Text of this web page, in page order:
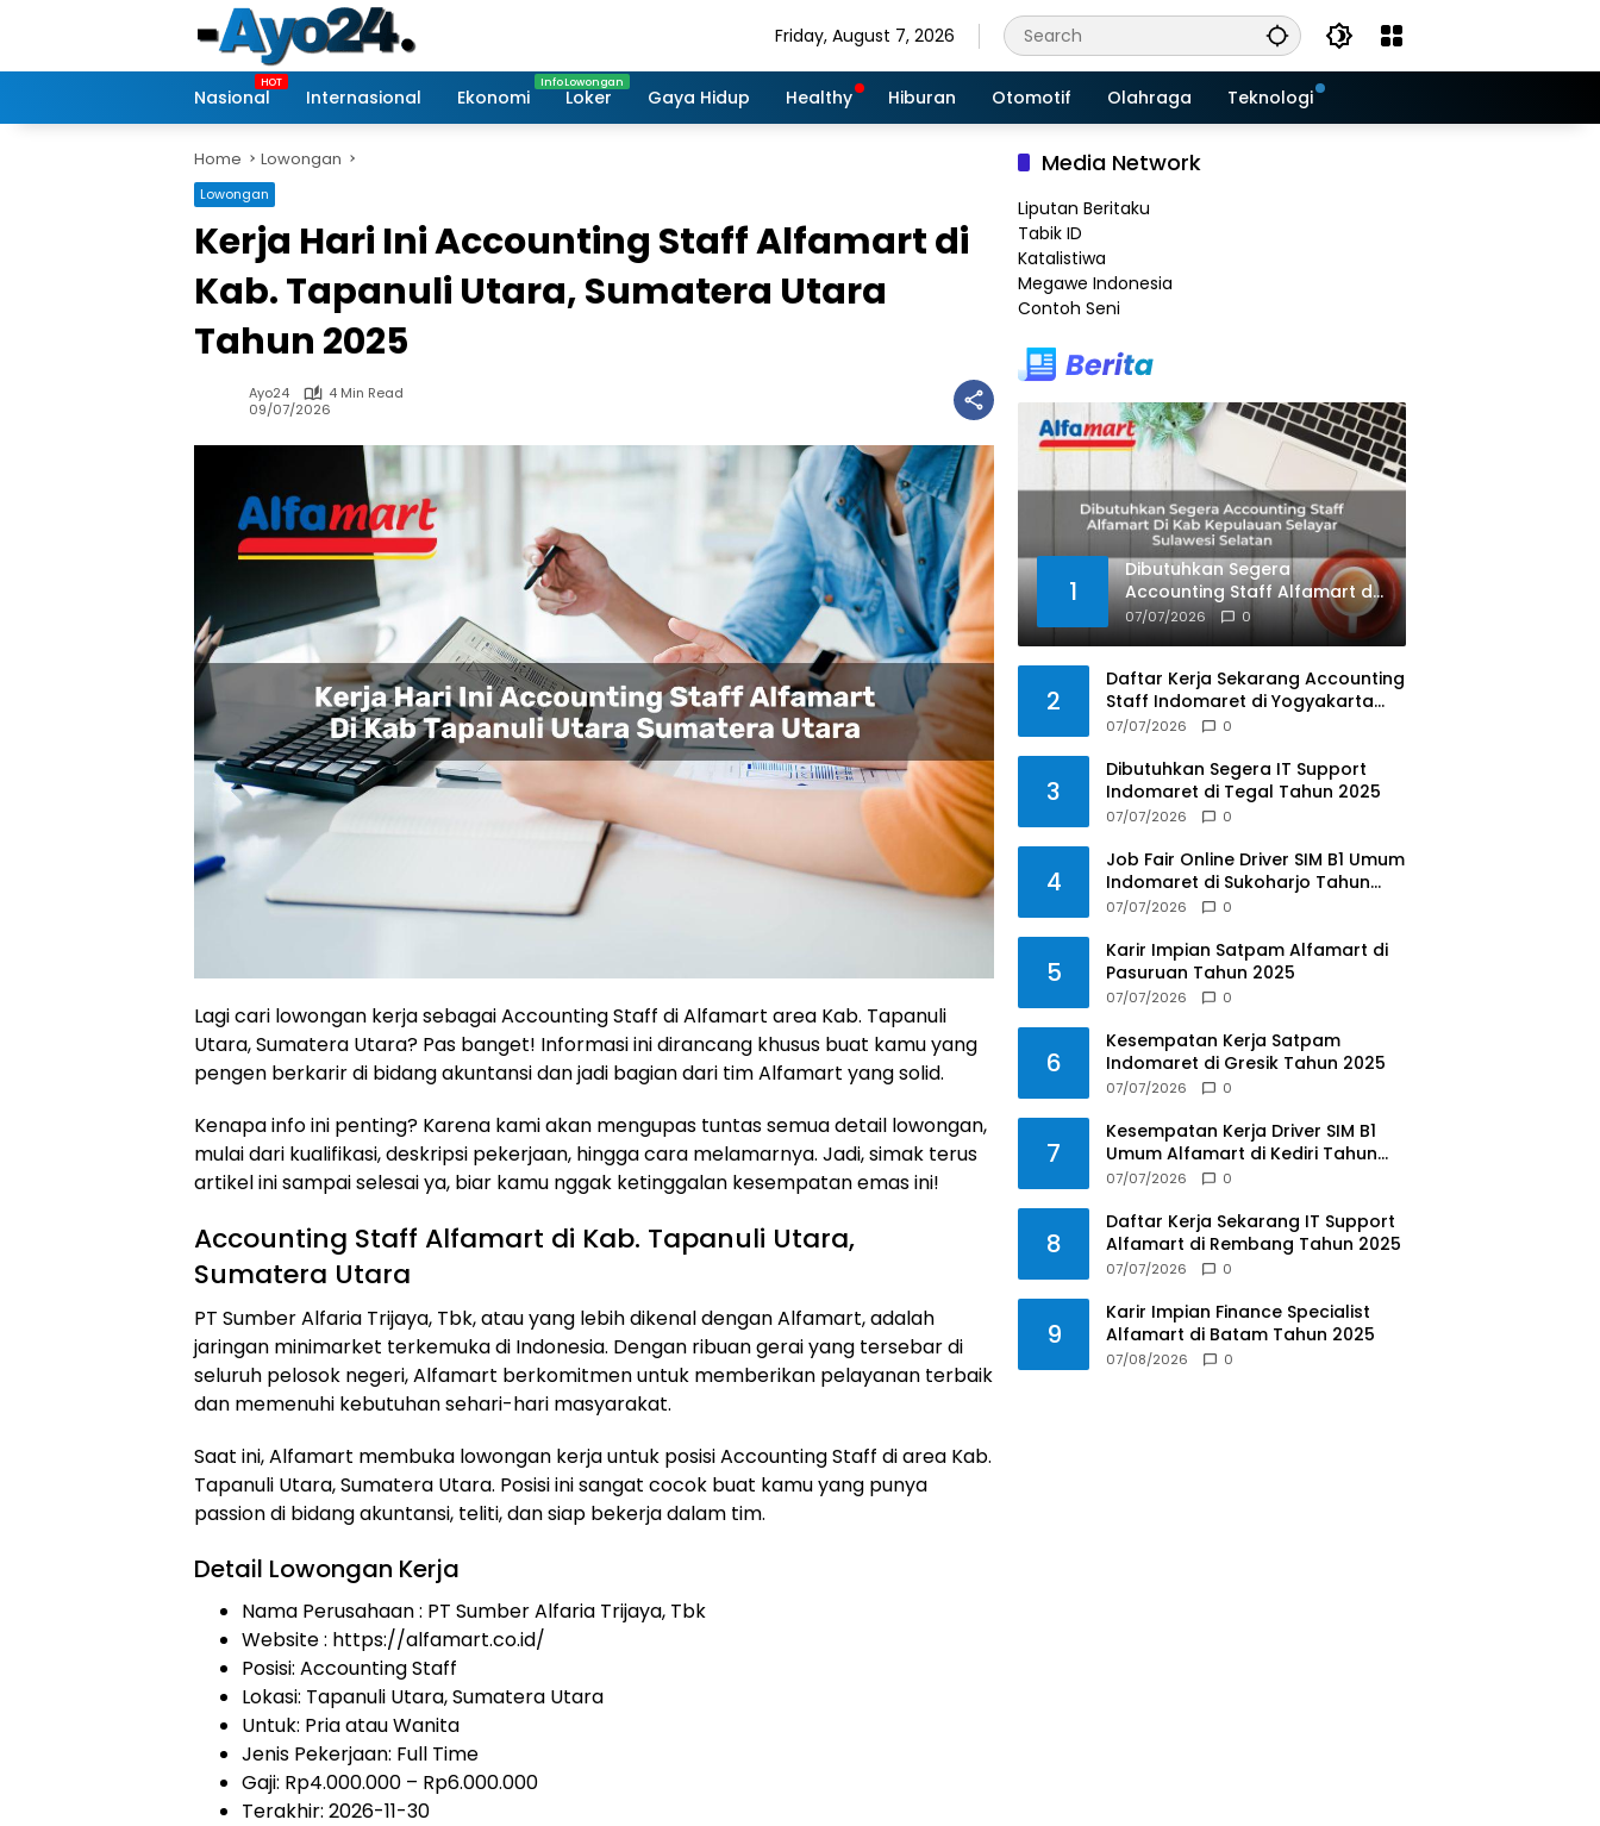
Friday, August 7, 2026
Nasional Internasional Ekonomi Loker Gaya Hidup Healthy Hiburan Otomotif Olahraga Teknologi
Home Lowongan
Lowongan
Kerja Hari Ini Accounting Staff Alfamart di
Kab. Tapanuli Utara, Sumatera Utara
Tahun 2025
Ayo24
4 Min Read
09/07/2026
Lagi cari lowongan kerja sebagai Accounting Staff di Alfamart area Kab. Tapanuli
Utara, Sumatera Utara? Pas banget! Informasi ini dirancang khusus buat kamu yang
pengen berkarir di bidang akuntansi dan jadi bagian dari tim Alfamart yang solid.
Kenapa info ini penting? Karena kami akan mengupas tuntas semua detail lowongan,
mulai dari kualifikasi, deskripsi pekerjaan, hingga cara melamarnya. Jadi, simak terus
artikel ini sampai selesai ya, biar kamu nggak ketinggalan kesempatan emas ini!
Accounting Staff Alfamart di Kab. Tapanuli Utara,
Sumatera Utara
PT Sumber Alfaria Trijaya, Tbk, atau yang lebih dikenal dengan Alfamart, adalah
jaringan minimarket terkemuka di Indonesia. Dengan ribuan gerai yang tersebar di
seluruh pelosok negeri, Alfamart berkomitmen untuk memberikan pelayanan terbaik
dan memenuhi kebutuhan sehari-hari masyarakat.
Saat ini, Alfamart membuka lowongan kerja untuk posisi Accounting Staff di area Kab.
Tapanuli Utara, Sumatera Utara. Posisi ini sangat cocok buat kamu yang punya
passion di bidang akuntansi, teliti, dan siap bekerja dalam tim.
Detail Lowongan Kerja
Nama Perusahaan : PT Sumber Alfaria Trijaya, Tbk
Website : https://alfamart.co.id/
Posisi: Accounting Staff
Lokasi: Tapanuli Utara, Sumatera Utara
Untuk: Pria atau Wanita
Jenis Pekerjaan: Full Time
Gaji: Rp4.000.000 – Rp6.000.000
Terakhir: 2026-11-30
Media Network
Liputan Beritaku
Tabik ID
Katalistiwa
Megawe Indonesia
Contoh Seni
1
Dibutuhkan Segera
Accounting Staff Alfamart di
Kab. Kepulauan Selayar,
Sulawesi Selatan Tahun 2025
07/07/2026 0
2
Daftar Kerja Sekarang Accounting
Staff Indomaret di Yogyakarta
Tahun 2025
07/07/2026 0
3
Dibutuhkan Segera IT Support
Indomaret di Tegal Tahun 2025
07/07/2026 0
4
Job Fair Online Driver SIM B1 Umum
Indomaret di Sukoharjo Tahun
2025
07/07/2026 0
5
Karir Impian Satpam Alfamart di
Pasuruan Tahun 2025
07/07/2026 0
6
Kesempatan Kerja Satpam
Indomaret di Gresik Tahun 2025
07/07/2026 0
7
Kesempatan Kerja Driver SIM B1
Umum Alfamart di Kediri Tahun
2025
07/07/2026 0
8
Daftar Kerja Sekarang IT Support
Alfamart di Rembang Tahun 2025
07/07/2026 0
9
Karir Impian Finance Specialist
Alfamart di Batam Tahun 2025
07/08/2026 0